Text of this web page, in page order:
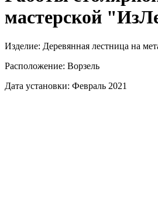
мастерской
Изделие: Деревянная лестница на
Расположение: Ворзель
Дата установки: Февраль 2021